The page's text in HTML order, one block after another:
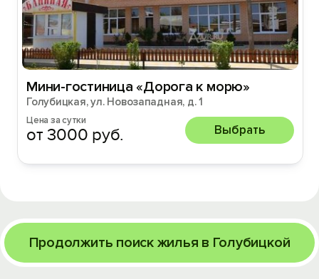
Мини-гостиница «Дорога к морю»
Голубицкая, ул. Новозападная, д. 1
Цена за сутки
от 3000 руб. Выбрать
Продолжить поиск жилья в Голубицкой